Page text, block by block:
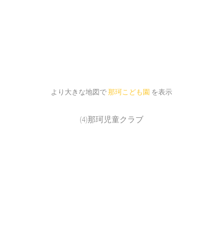
より大きな地図で那珂こども園 を表示
(4)那珂児童クラブ